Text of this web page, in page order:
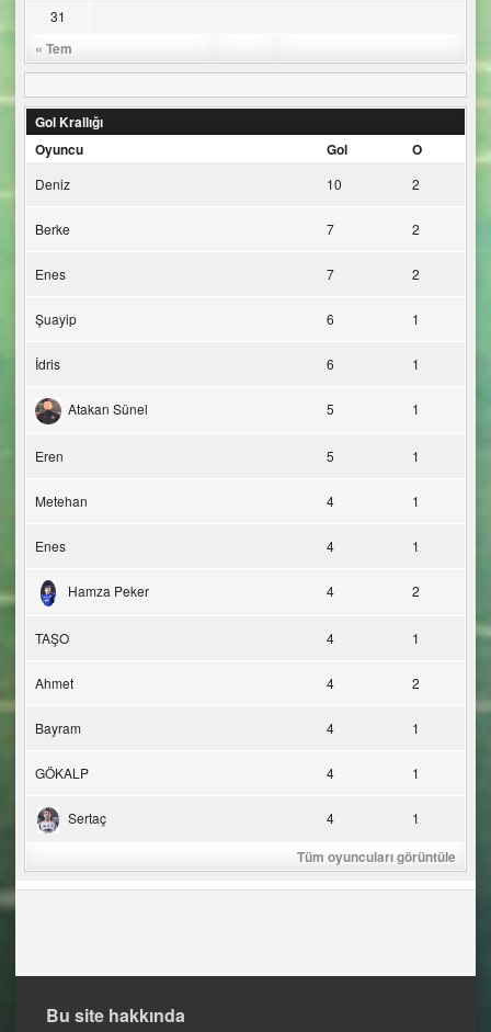
« Tem
31
Gol Krallığı
Oyuncu
Gol O
Deniz 10 2
Berke 7 2
Enes 7 2
Şuayip 6 1
İdris 6 1
Atakan Sünel 5 1
Eren 5 1
Metehan 4 1
Enes 4 1
Hamza Peker 4 2
TAŞO 4 1
Ahmet 4 2
Bayram 4 1
GÖKALP 4 1
Sertaç 4 1
Tüm oyuncuları görüntüle
Bu site hakkında